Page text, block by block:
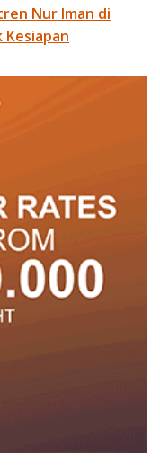
Nur Iman di
Kesiapan